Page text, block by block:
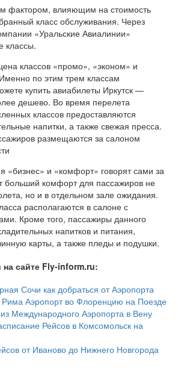
фактором, влияющим на стоимость
класс обслуживания. Через
«Уральские Авиалинии»
классы.
классов «промо», «эконом» и
по этим трем классам
купить авиабилеты Иркутск —
дешево. Во время перелета
классов предоставляются
напитки, а также свежая пресса.
размещаются за салоном
«бизнес» и «комфорт» говорят сами за
больший комфорт для пассажиров не
но и в отдельном зале ожидания.
располагаются в салоне с
Кроме того, пассажиры данного
напитков и питания,
карты, а также пледы и подушки.
сайте Fly-inform.ru:
Сочи как добраться от Аэропорта
Рима Аэропорт во Флоренцию на Поезде
Международного Аэропорта в Вену
Рейсов в Комсомольск на
от Иваново до Нижнего Новгорода